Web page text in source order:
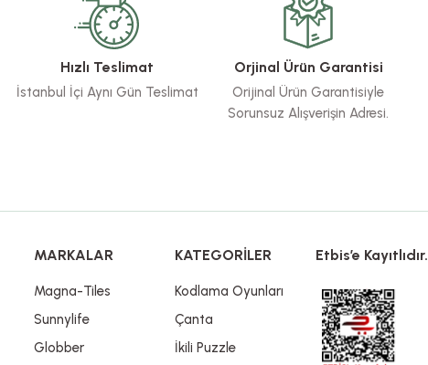
Hızlı Teslimat
İstanbul İçi Aynı Gün Teslimat
Orjinal Ürün Garantisi
Orijinal Ürün Garantisiyle
Sorunsuz Alışverişin Adresi.
MARKALAR
Magna-Tiles
Sunnylife
Globber
KATEGORİLER
Kodlama Oyunları
Çanta
İkili Puzzle
Etbis’e Kayıtlıdır.